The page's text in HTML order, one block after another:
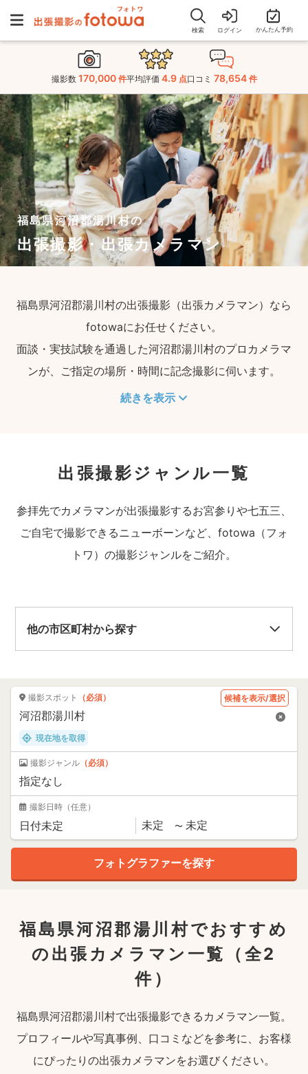
検索 ログイン かんたん予約
撮影数 170,000 件平均評価 4.9 点口コミ 78,654 件
福島県河沼郡湯川村の
出張撮影・出張カメラマン
福島県河沼郡湯川村の出張撮影（出張カメラマン）なら
fotowaにお任せください。
面談・実技試験を通過した河沼郡湯川村のプロカメラマ
ンが、ご指定の場所・時間に記念撮影に伺います。
続きを表示
出張撮影ジャンル一覧
参拝先でカメラマンが出張撮影するお宮参りや七五三、
ご自宅で撮影できるニューボーンなど、fotowa（フォ
トワ）の撮影ジャンルをご紹介。
他の市区町村から探す
撮影スポット （必須） 候補を表示/選択
現在地を取得
撮影ジャンル （必須）
撮影日時 （任意）
福島県河沼郡湯川村でおすすめ
の出張カメラマン一覧
（全2
件）
福島県河沼郡湯川村で出張撮影できるカメラマン一覧。
プロフィールや写真事例、口コミなどを参考に、お客様
にぴったりの出張カメラマンをお選びください。